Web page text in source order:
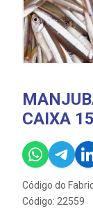
CAIXA
Código do
Código: 22559